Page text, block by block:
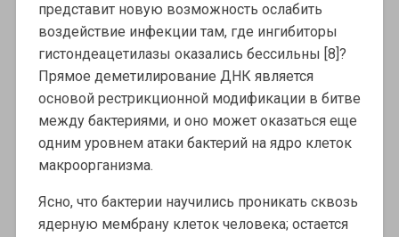
представит новую возможность ослабить
воздействие инфекции там, где ингибиторы
гистондеацетилазы оказались бессильны [8]?
Прямое деметилирование ДНК является
основой рестрикционной модификации в битве
между бактериями, и оно может оказаться еще
одним уровнем атаки бактерий на ядро клеток
макроорганизма.
Ясно, что бактерии научились проникать сквозь
ядерную мембрану клеток человека; остается